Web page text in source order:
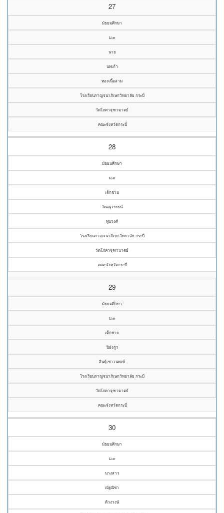
27
มัธยมศึกษา
ม.๓
นาย
นพเก้า
ทองเนื้อสาม
โรงเรียนกาญจนาภิเษกวิทยาลัย กระบี่
วัดโภคาจุฑามาตย์
คณะจังหวัดกระบี่
28
มัธยมศึกษา
ม.๓
เด็กชาย
วัณณุวรรธน์
พูนวงศ์
โรงเรียนกาญจนาภิเษกวิทยาลัย กระบี่
วัดโภคาจุฑามาตย์
คณะจังหวัดกระบี่
29
มัธยมศึกษา
ม.๓
เด็กชาย
ปิยังกูร
สินธุ์เชาวนพงษ์
โรงเรียนกาญจนาภิเษกวิทยาลัย กระบี่
วัดโภคาจุฑามาตย์
คณะจังหวัดกระบี่
30
มัธยมศึกษา
ม.๓
นางสาว
ณัฐณิชา
ด้วงวงษ์